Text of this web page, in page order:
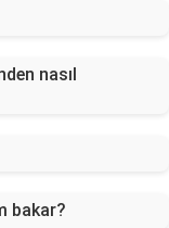
nasıl
bakar?